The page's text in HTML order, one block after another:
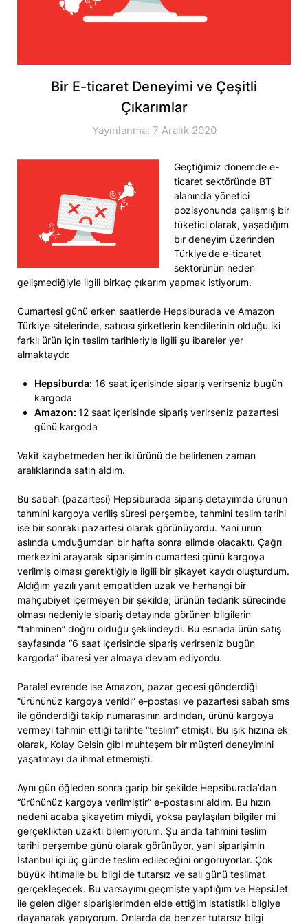
Bir E-ticaret Deneyimi ve Çeşitli
Çıkarımlar
Yayınlanma: 7 Aralık 2020
Geçtiğimiz dönemde e-
ticaret sektöründe BT
alanında yönetici
pozisyonunda çalışmış bir
tüketici olarak, yaşadığım
bir deneyim üzerinden
Türkiye’de e-ticaret
sektörünün neden
gelişmediğiyle ilgili birkaç çıkarım yapmak istiyorum.
Cumartesi günü erken saatlerde Hepsiburada ve Amazon
Türkiye sitelerinde, satıcısı şirketlerin kendilerinin olduğu iki
farklı ürün için teslim tarihleriyle ilgili şu ibareler yer
almaktaydı:
Hepsiburda: 16 saat içerisinde sipariş verirseniz bugün
kargoda
Amazon: 12 saat içerisinde sipariş verirseniz pazartesi
günü kargoda
Vakit kaybetmeden her iki ürünü de belirlenen zaman
aralıklarında satın aldım.
Bu sabah (pazartesi) Hepsiburada sipariş detayımda ürünün
tahmini kargoya veriliş süresi perşembe, tahmini teslim tarihi
ise bir sonraki pazartesi olarak görünüyordu. Yani ürün
aslında umduğumdan bir hafta sonra elimde olacaktı. Çağrı
merkezini arayarak siparişimin cumartesi günü kargoya
verilmiş olması gerektiğiyle ilgili bir şikayet kaydı oluşturdum.
Aldığım yazılı yanıt empatiden uzak ve herhangi bir
mahçubiyet içermeyen bir şekilde; ürünün tedarik sürecinde
olması nedeniyle sipariş detayında görünen bilgilerin
“tahminen” doğru olduğu şeklindeydi. Bu esnada ürün satış
sayfasında “6 saat içerisinde sipariş verirseniz bugün
kargoda” ibaresi yer almaya devam ediyordu.
Paralel evrende ise Amazon, pazar gecesi gönderdiği
“ürününüz kargoya verildi” e-postası ve pazartesi sabah sms
ile gönderdiği takip numarasının ardından, ürünü kargoya
vermeyi tahmin ettiği tarihte “teslim” etmişti. Bu ışık hızına ek
olarak, Kolay Gelsin gibi muhteşem bir müşteri deneyimini
yaşatmayı da ihmal etmemişti.
Aynı gün öğleden sonra garip bir şekilde Hepsiburada’dan
“ürününüz kargoya verilmiştir” e-postasını aldım. Bu hızın
nedeni acaba şikayetim miydi, yoksa paylaşılan bilgiler mi
gerçeklikten uzaktı bilemiyorum. Şu anda tahmini teslim
tarihi perşembe günü olarak görünüyor, yani siparişimin
İstanbul içi üç günde teslim edileceğini öngörüyorlar. Çok
büyük ihtimalle bu bilgi de tutarsız ve salı günü teslimat
gerçekleşecek. Bu varsayımı geçmişte yaptığım ve HepsiJet
ile gelen diğer siparişlerimden elde ettiğim istatistiki bilgiye
dayanarak yapıyorum. Onlarda da benzer tutarsız bilgi